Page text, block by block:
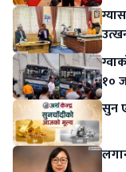
१०
सुन